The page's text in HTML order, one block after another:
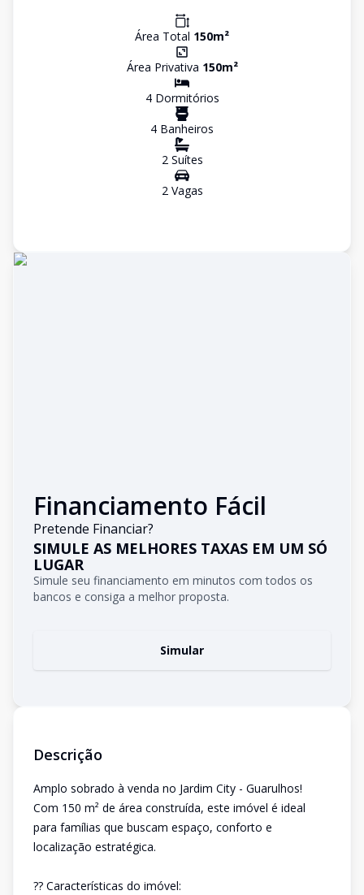
Área Total 150m²
Área Privativa 150m²
4Dormitórios
4 Banheiros
2Suítes
2Vagas
Financiamento Fácil
Pretende Financiar?
SIMULE AS MELHORES TAXAS EM UM SÓ
LUGAR
Simule seu financiamento em minutos com todos os
bancos e consiga a melhor proposta.
Simular
Descrição
Amplo sobrado à venda no Jardim City - Guarulhos!
Com 150 m² de área construída, este imóvel é ideal
para famílias que buscam espaço, conforto e
localização estratégica.
?? Características do imóvel: